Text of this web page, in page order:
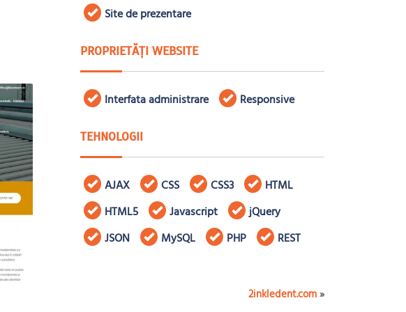
Site de prezentare
PROPRIETĂȚI WEBSITE
Interfata administrare Responsive
TEHNOLOGII
AJAX CSS CSS3
HTML
HTML5
Javascript
jQuery
JSON
MySQL PHP REST
2inkledent.com»